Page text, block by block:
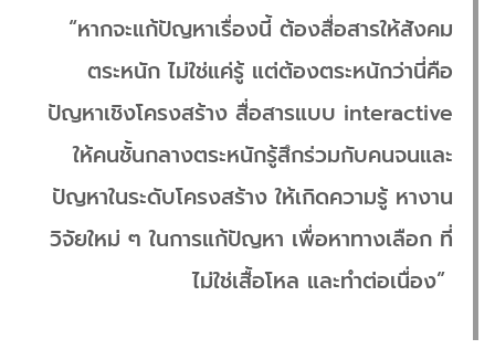
“หากจะแก้ปัญหาเรื่องนี้ ต้องสื่อสารให้สังคม
ตระหนัก ไม่ใช่แค่รู้ แต่ต้องตระหนักว่านี่คือ
ปัญหาเชิงโครงสร้าง สื่อสารแบบ interactive
ให้คนชั้นกลางตระหนักรู้สึกร่วมกับคนจนและ
ปัญหาในระดับโครงสร้าง ให้เกิดความรู้ หางาน
วิจัยใหม่ ๆ ในการแก้ปัญหา เพื่อหาทางเลือก ที่
ไม่ใช่เสื้อโหล และทำต่อเนื่อง”